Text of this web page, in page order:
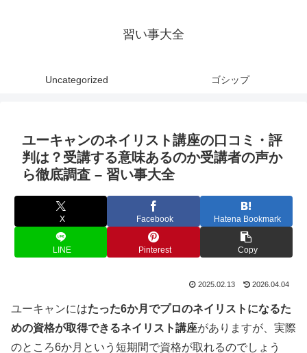
習い事大全
Uncategorized ゴシップ
ユーキャンのネイリスト講座の口コミ・評
判は？受講する意味あるのか受講者の声か
ら徹底調査 – 習い事大全
X Facebook Hatena Bookmark
LINE Pinterest Copy
2025.02.13 2026.04.04
ユーキャンにはたった6か月でプロのネイリストになるた
めの資格が取得できるネイリスト講座がありますが、実際
のところ6か月という短期間で資格が取れるのでしょう